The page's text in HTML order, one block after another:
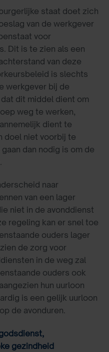
staat doet zich
van de werkgever
voor
Dit is te zien als een
van deze
is slechts
werkgever bij de
dit middel dient om
weg te werken,
dient te
doel niet voorbij te
dan nodig is om de
naar
van een lager
niet in de avonddienst
regeling kan er snel toe
ouders lager
de zorg voor
in de weg zal
ouders ook
hun uurloon
is een gelijk uurloon
de avonduren.
gezindheid